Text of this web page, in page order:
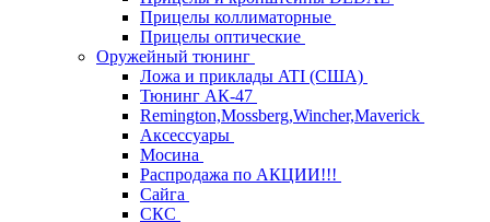
Прицелы коллиматорные
Прицелы оптические
Оружейный тюнинг
Ложа и приклады ATI (США)
Тюнинг АК-47
Remington,Mossberg,Wincher,Maverick
Аксессуары
Мосина
Распродажа по АКЦИИ!!!
Сайга
СКС